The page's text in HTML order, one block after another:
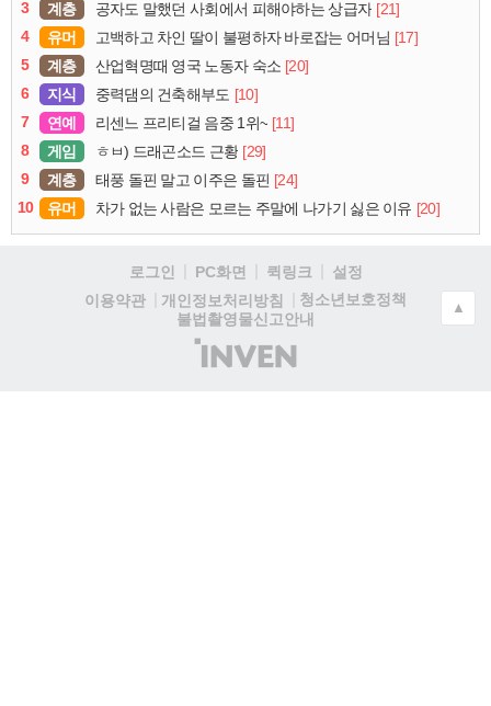
3
계층 공자도 말했던 사회에서 피해야하는 상급자 [21]
4
유머 고백하고 차인 딸이 불평하자 바로잡는 어머님 [17]
5
계층 산업혁명때 영국 노동자 숙소 [20]
6
지식 중력댐의 건축해부도 [10]
7
연예 리센느 프리티걸 음중 1위~ [11]
8
게임 ㅎㅂ) 드래곤소드 근황 [29]
9
계층 태풍 돌핀 말고 이주은 돌핀 [24]
10
유머 차가 없는 사람은 모르는 주말에 나가기 싫은 이유 [20]
로그인 PC화면 퀵링크
설정
이용약관
개인정보처리방침
청소년보호정책
불법촬영물신고안내
(주)
인
▲